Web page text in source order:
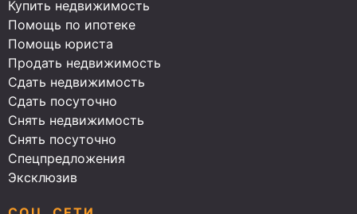
Купить недвижимость
Помощь по ипотеке
Помощь юриста
Продать недвижимость
Сдать недвижимость
Сдать посуточно
Снять недвижимость
Снять посуточно
Спецпредложения
Эксклюзив